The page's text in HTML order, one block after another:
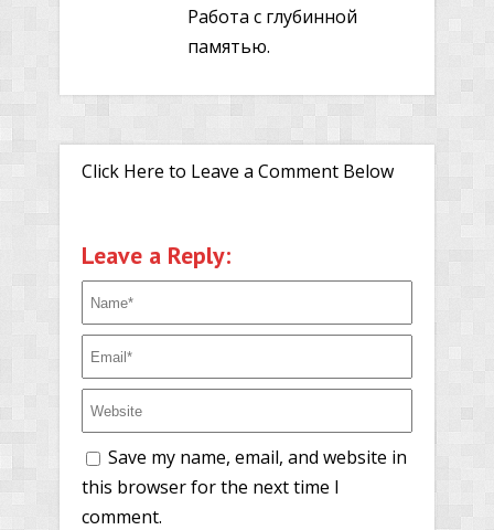
Работа с глубинной
памятью.
Click Here to Leave a Comment Below
Leave a Reply:
Save my name, email, and website in
this browser for the next time I
comment.